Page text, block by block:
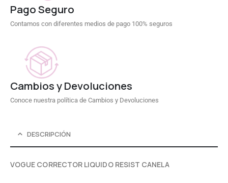
Pago Seguro
Contamos con diferentes medios de pago 100% seguros
Cambios y Devoluciones
Conoce nuestra política de Cambios y Devoluciones
DESCRIPCIÓN
VOGUE CORRECTOR LIQUIDO RESIST CANELA